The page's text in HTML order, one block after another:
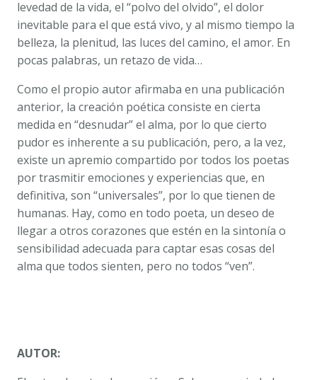
levedad de la vida, el “polvo del olvido”, el dolor
inevitable para el que está vivo, y al mismo tiempo la
belleza, la plenitud, las luces del camino, el amor. En
pocas palabras, un retazo de vida…
Como el propio autor afirmaba en una publicación
anterior, la creación poética consiste en cierta
medida en “desnudar” el alma, por lo que cierto
pudor es inherente a su publicación, pero, a la vez,
existe un apremio compartido por todos los poetas
por trasmitir emociones y experiencias que, en
definitiva, son “universales”, por lo que tienen de
humanas. Hay, como en todo poeta, un deseo de
llegar a otros corazones que estén en la sintonía o
sensibilidad adecuada para captar esas cosas del
alma que todos sienten, pero no todos “ven”.
AUTOR: